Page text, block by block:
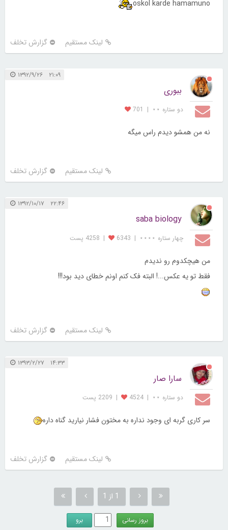
oskol karde hamamuno
لینک مستقیم گزارش تخلف
۲۱:۰۹ ۱۳۹۲/۹/۲۶
ببوری
دو ستاره ⋆⋆ |
701
نه من همشو دیدم راس میگه
لینک مستقیم گزارش تخلف
۲۲:۴۶ ۱۳۹۲/۱۰/۱۷
saba biology
چهار ستاره ⋆⋆⋆⋆ |
6343
| 4258 پست
من هیچکدوم رو ندیدم
فقط تو یه عکس...! البته فک کنم اونم خطای دید بود!!!
لینک مستقیم گزارش تخلف
۱۴:۳۳ ۱۳۹۳/۲/۲۷
سارا صار
دو ستاره ⋆⋆ |
4524
| 2209 پست
سر کاری گربه ای وجود نداره به مختون فشار نیارید گناه داره
لینک مستقیم گزارش تخلف
1 از 1